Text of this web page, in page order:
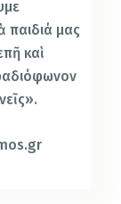
παιδιά μας
καὶ